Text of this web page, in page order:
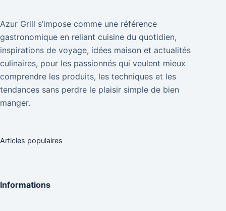
Azur Grill s’impose comme une référence
gastronomique en reliant cuisine du quotidien,
inspirations de voyage, idées maison et actualités
culinaires, pour les passionnés qui veulent mieux
comprendre les produits, les techniques et les
tendances sans perdre le plaisir simple de bien
manger.
Articles populaires
Informations